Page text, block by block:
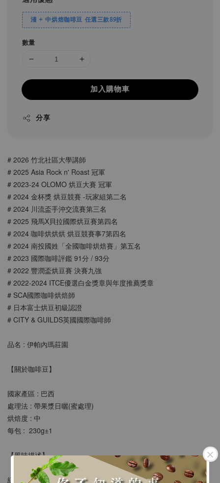
淺 + 中烘焙咖啡豆 任選三款89折
數量
加入購物車
分享
# 2026 竹北社區大學講師
# 2025 Asia Rock n' Roast 冠軍
# 2023-24 OLOMO 烘豆大賽 冠軍
# 2024 金杯獎 烘豆競賽 -玩家組第二名
# 2024 川流盃手沖交流賽第三名
# 2025 飛馬X貝拉國際烘豆賽第四名
# 2024 咖啡烘烘烘 烘豆競賽事7第四名
# 2024 南投國姓「全國咖啡烘焙賽」第五名
# 2023 國際咖啡評鑑 91分 / 93分
# 2022 豐潤盃烘豆賽 決賽九強
# 2022-2024 ITCE優選⽩⾦獎章與年度推薦獎章
# SCA國際咖啡烘焙師
# 日本富士烘豆初級認證
# CITY & GUILDS英國國際咖啡師
品名 : 伊帕內瑪莊園
【關於咖啡豆】
國家產區 : 巴西
處理法 : 帶果漿日曬(蜜處理)
烘焙度 : 中
每包 :  230g±1
【風味描述】
紅糖 蔗香 果汁感